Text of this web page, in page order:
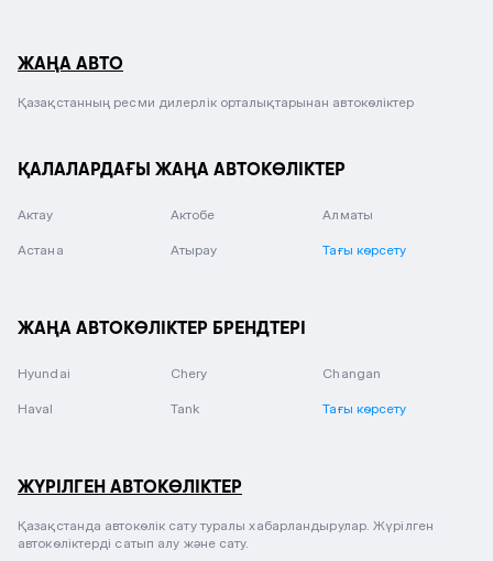
ЖАҢА АВТО
Қазақстанның ресми дилерлік орталықтарынан автокөліктер
ҚАЛАЛАРДАҒЫ ЖАҢА АВТОКӨЛІКТЕР
Актау Актобе Алматы
Астана Атырау Тағы көрсету
ЖАҢА АВТОКӨЛІКТЕР БРЕНДТЕРІ
Hyundai Chery Changan
Haval Tank Тағы көрсету
ЖҮРІЛГЕН АВТОКӨЛІКТЕР
Қазақстанда автокөлік сату туралы хабарландырулар. Жүрілген
автокөліктерді сатып алу және сату.